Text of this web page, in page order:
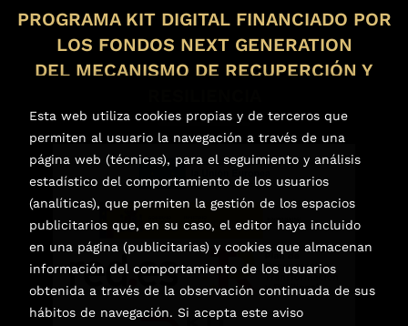
PROGRAMA KIT DIGITAL FINANCIADO POR
LOS FONDOS NEXT GENERATION
DEL MECANISMO DE RECUPERCIÓN Y
Esta web utiliza cookies propias y de terceros que
permiten al usuario la navegación a través de una
página web (técnicas), para el seguimiento y análisis
estadístico del comportamiento de los usuarios
(analíticas), que permiten la gestión de los espacios
publicitarios que, en su caso, el editor haya incluido
en una página (publicitarias) y cookies que almacenan
información del comportamiento de los usuarios
obtenida a través de la observación continuada de sus
hábitos de navegación. Si acepta este aviso